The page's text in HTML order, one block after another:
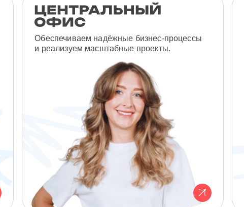
Обеспечиваем надёжные бизнес-процессы
и реализуем масштабные проекты.